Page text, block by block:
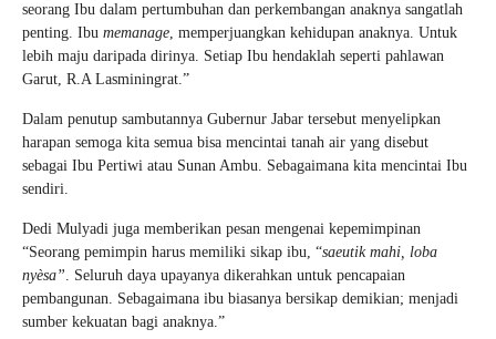
seorang Ibu dalam pertumbuhan dan perkembangan anaknya sangatlah
penting. Ibu memanage, memperjuangkan kehidupan anaknya. Untuk
lebih maju daripada dirinya. Setiap Ibu hendaklah seperti pahlawan
Garut, R.A Lasminingrat.”
Dalam penutup sambutannya Gubernur Jabar tersebut menyelipkan
harapan semoga kita semua bisa mencintai tanah air yang disebut
sebagai Ibu Pertiwi atau Sunan Ambu. Sebagaimana kita mencintai Ibu
sendiri.
Dedi Mulyadi juga memberikan pesan mengenai kepemimpinan
“Seorang pemimpin harus memiliki sikap ibu, “saeutik mahi, loba
nyѐsa”. Seluruh daya upayanya dikerahkan untuk pencapaian
pembangunan. Sebagaimana ibu biasanya bersikap demikian; menjadi
sumber kekuatan bagi anaknya.”